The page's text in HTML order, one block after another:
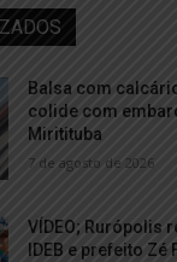
Balsa com
colide com
Miritituba
7 de agosto de 2026
VÍDEO; Rurópolis
IDEB e prefeito